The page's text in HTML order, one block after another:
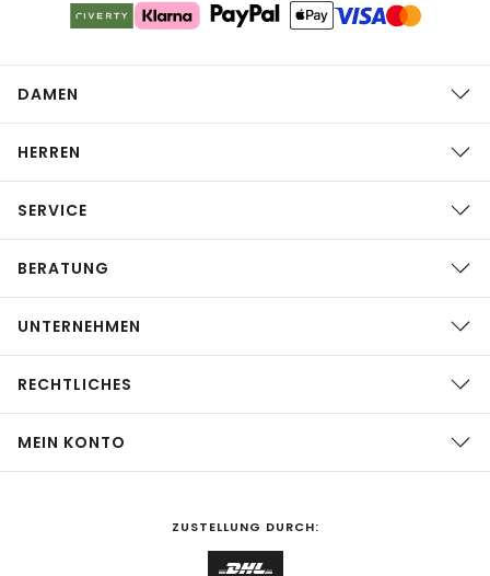
DAMEN
HERREN
SERVICE
BERATUNG
UNTERNEHMEN
RECHTLICHES
MEIN KONTO
ZUSTELLUNG DURCH: